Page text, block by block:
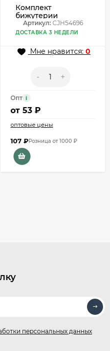
Комплект
бижутерии
CJH54696
Артикул:CJH54696
ДОСТАВКА 3 НЕДЕЛИ
Мне нравится: 0
- +
Опт i
от 53 ₽
оптовые цены
107 ₽Розница от 1000 ₽
персональных данных